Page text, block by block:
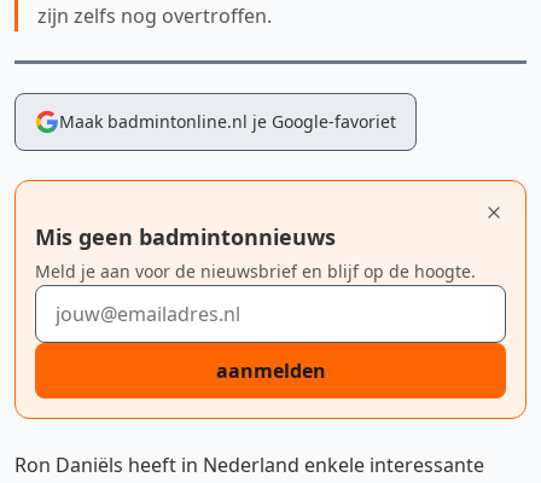
zijn zelfs nog overtroffen.
Maak badmintonline.nl je Google-favoriet
Mis geen badmintonnieuws
Meld je aan voor de nieuwsbrief en blijf op de hoogte.
E-mailadres
aanmelden
Ron Daniëls heeft in Nederland enkele interessante